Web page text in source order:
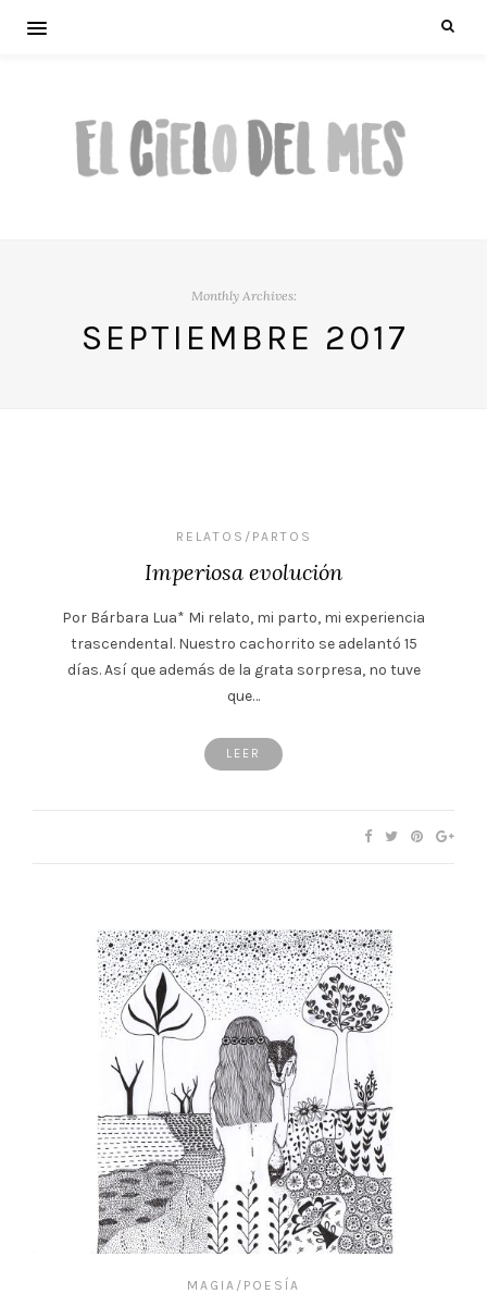
Monthly Archives:
SEPTIEMBRE 2017
RELATOS/PARTOS
Imperiosa evolución
Por Bárbara Lua* Mi relato, mi parto, mi experiencia
trascendental. Nuestro cachorrito se adelantó 15
días. Así que además de la grata sorpresa, no tuve
que…
LEER
MAGIA/POESÍA